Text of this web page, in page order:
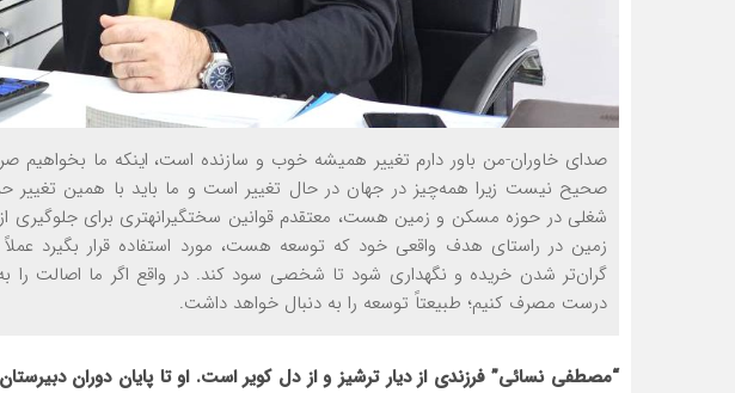
صدای خاوران-من باور دارم تغییر همیشه خوب و سازنده است، اینکه ما بخواهیم
صحیح نیست زیرا همه‌چیز در جهان در حال تغییر است و ما باید با همین تغییر
شغلی در حوزه مسکن و زمین هست، معتقدم قوانین سختگیرانه‏تری برای جلوگیری
زمین در راستای هدف واقعی خود که توسعه هست، مورد استفاده قرار بگیرد
گران‌تر شدن خریده و نگهداری شود تا شخصی سود کند. در واقع اگر ما اصالت را
درست مصرف کنیم؛ طبیعتاً توسعه را به دنبال خواهد داشت.
“مصطفی نسائی” فرزندی از دیار ترشیز و از دل کویر است. او تا پایان دوران